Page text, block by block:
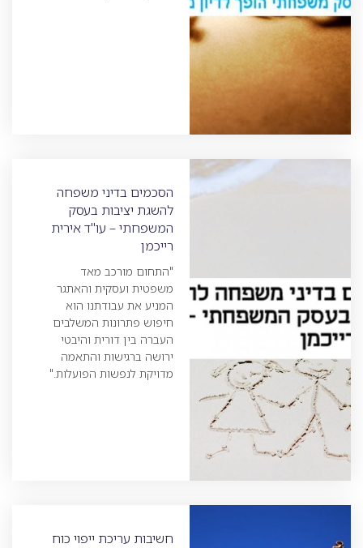
הסכמים בדיני משפחה
להשגת יציבות בעסק
המשפחתי – עו"ד אירית
רייכמן
"התחום מורכב מאד
משפטית ועסקית והאתגר
המניע את עבודתנו הוא
חיפוש פתרונות המשלבים
העברה בין דורית והיבטי
ירושה ברגישות והתאמה
מדויקת לנפשות הפועלות."
חשיבות עריכת ייפוי כוח